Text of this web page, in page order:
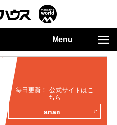
Menu
毎日更新！ 公式サイトはこ
ちら
anan